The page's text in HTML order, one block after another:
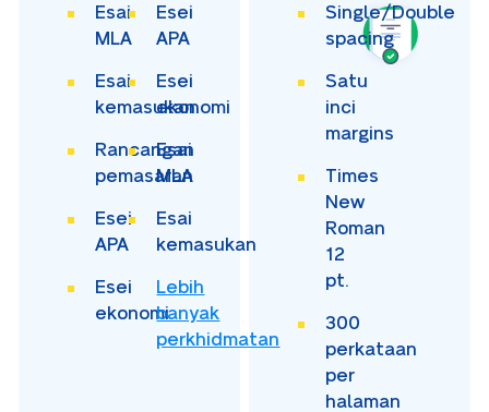
Esai
MLA
Esei
APA
Esai
kemasukan
Esei
ekonomi
Rancangan
pemasaran
Esai
MLA
Esei
APA
Esai
kemasukan
Esei
ekonomi
Lebih
banyak
perkhidmatan
Single/Double
spacing
Satu
inci
margins
Times
New
Roman
12
pt.
300
perkataan
per
halaman